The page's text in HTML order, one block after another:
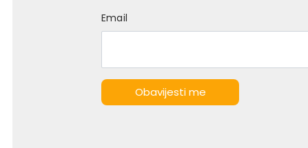
Email
Obavijesti me